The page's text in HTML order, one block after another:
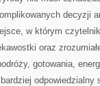
decyzji
w którym
oraz
gotowania,
odpowiedzialny